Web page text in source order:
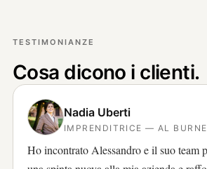
TESTIMONIANZE
Cosa dicono i clienti.
Nadia Uberti
IMPRENDITRICE — AL
Ho incontrato Alessandro e il suo team